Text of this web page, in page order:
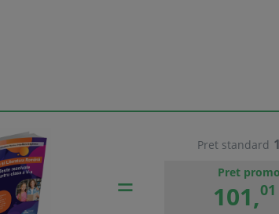
Pret standard
Pret
101,01